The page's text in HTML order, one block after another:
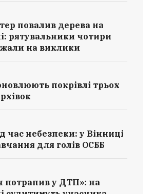
повалив дерева на
рятувальники чотири
на виклики
покрівлі трьох
час небезпеки: у Вінниці
для голів ОСББ
потрапив у ДТП»: на